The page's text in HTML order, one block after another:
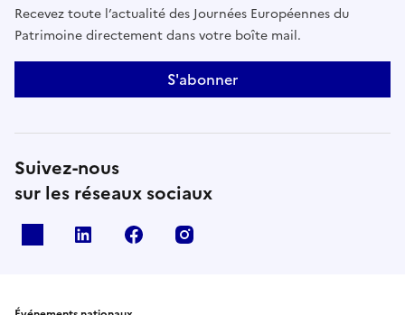
Recevez toute l’actualité des Journées Européennes du
Patrimoine directement dans votre boîte mail.
S'abonner
Suivez-nous
sur les réseaux sociaux
Linkedin Facebook